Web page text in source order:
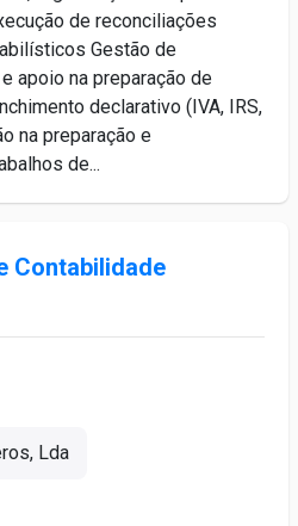
de reconciliações
Gestão de
apoio na preparação de
declarativo (IVA, IRS,
na preparação e
de...
Contabilidade
Lda